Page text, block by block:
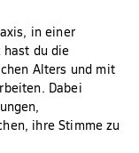
in einer
hast du die
Alters und mit
Dabei
ihre Stimme zu